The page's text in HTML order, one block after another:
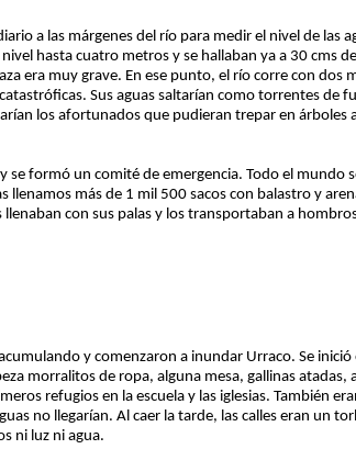
a las márgenes del río para medir el nivel de las
hasta cuatro metros y se hallaban ya a 30 cms
era muy grave. En ese punto, el río corre con dos
Sus aguas saltarían como torrentes de
los afortunados que pudieran trepar en árboles
formó un comité de emergencia. Todo el mundo
más de 1 mil 500 sacos con balastro y
con sus palas y los transportaban a
y comenzaron a inundar Urraco. Se
morralitos de ropa, alguna mesa, gallinas atadas,
refugios en la escuela y las iglesias. También
no llegarían. Al caer la tarde, las calles eran un
ni luz ni agua.